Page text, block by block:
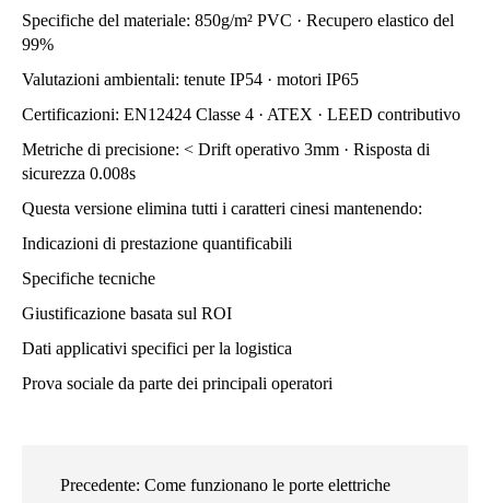
Specifiche del materiale: 850g/m² PVC · Recupero elastico del
99%
Valutazioni ambientali: tenute IP54 · motori IP65
Certificazioni: EN12424 Classe 4 · ATEX · LEED contributivo
Metriche di precisione: < Drift operativo 3mm · Risposta di
sicurezza 0.008s
Questa versione elimina tutti i caratteri cinesi mantenendo:
Indicazioni di prestazione quantificabili
Specifiche tecniche
Giustificazione basata sul ROI
Dati applicativi specifici per la logistica
Prova sociale da parte dei principali operatori
Precedente: Come funzionano le porte elettriche